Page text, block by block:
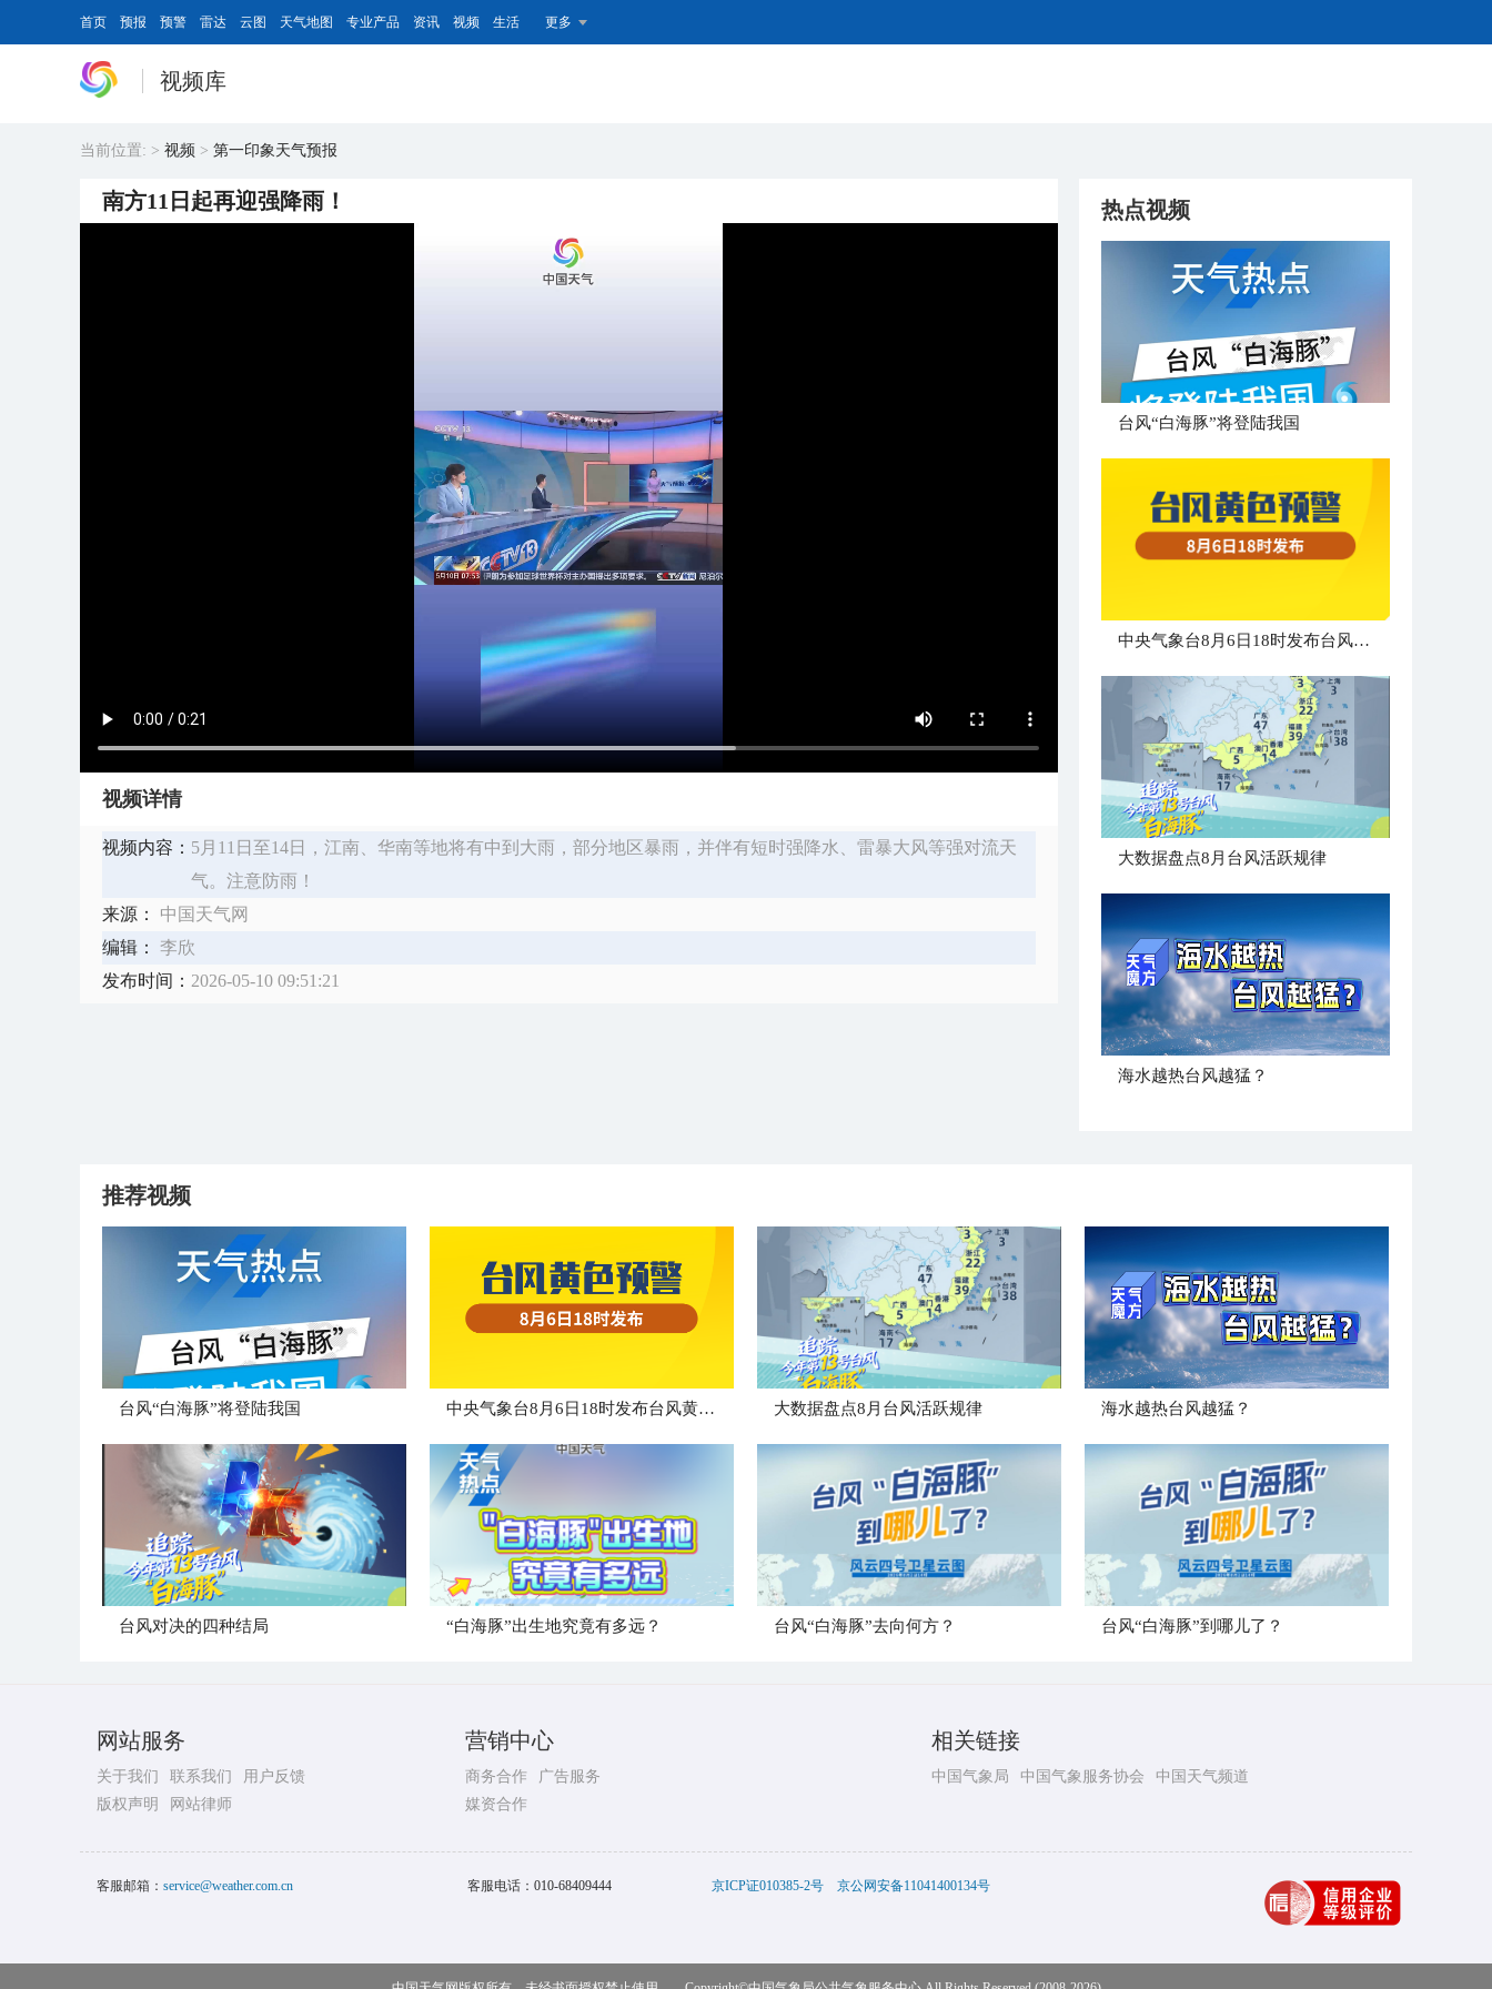
首页 预报 预警 雷达 云图 天气地图 专业产品 资讯 视频 生活 更多
视频库
当前位置: > 视频 > 第一印象天气预报
南方11日起再迎强降雨！
视频详情
视频内容： ​5月11日至14日，江南、华南等地将有中到大雨，部分地区暴雨，并伴有短时强降水、雷暴大风等强对流天
气。注意防雨！
来源：
中国天气网
编辑：
李欣
发布时间： 2026-05-10 09:51:21
热点视频
台风“白海豚”将登陆我国
中央气象台8月6日18时发布台风黄色预警
大数据盘点8月台风活跃规律
海水越热台风越猛？
推荐视频
台风“白海豚”将登陆我国 中央气象台8月6日18时发布台风黄色预警 大数据盘点8月台风活跃规律 海水越热台风越猛？
台风对决的四种结局 “白海豚”出生地究竟有多远？ 台风“白海豚”去向何方？ 台风“白海豚”到哪儿了？
网站服务
关于我们 联系我们
用户反馈
版权声明
网站律师
营销中心
商务合作
广告服务
媒资合作
相关链接
中国气象局 中国气象服务协会 中国天气频道
客服邮箱： service@weather.com.cn 客服电话： 010-68409444 京ICP证010385-2号 京公网安备11041400134号